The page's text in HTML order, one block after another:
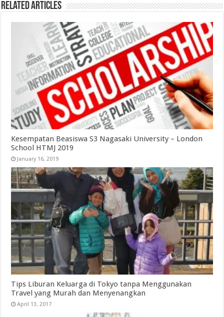
Related Articles
Kesempatan Beasiswa S3 Nagasaki University – London
School HTMJ 2019
January 16, 2019
Tips Liburan Keluarga di Tokyo tanpa Menggunakan
Travel yang Murah dan Menyenangkan
April 13, 2017